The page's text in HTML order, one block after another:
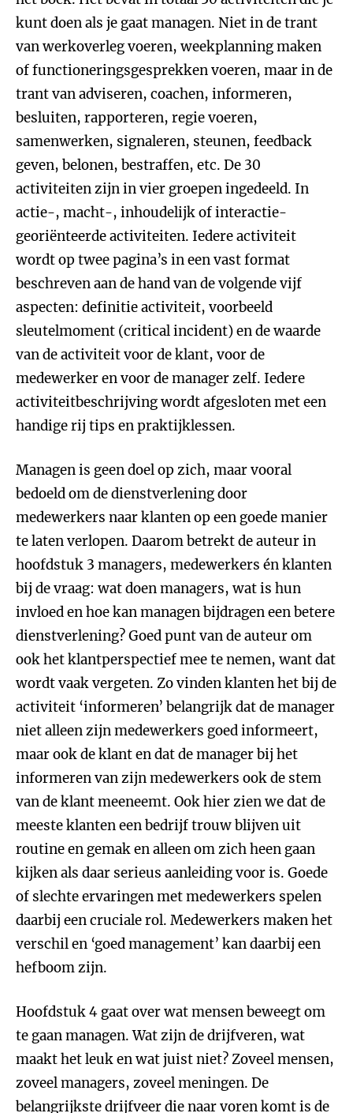
kunt doen als je gaat managen. Niet in de trant
van werkoverleg voeren, weekplanning maken
of functioneringsgesprekken voeren, maar in de
trant van adviseren, coachen, informeren,
besluiten, rapporteren, regie voeren,
samenwerken, signaleren, steunen, feedback
geven, belonen, bestraffen, etc. De 30
activiteiten zijn in vier groepen ingedeeld. In
actie-, macht-, inhoudelijk of interactie-
georiënteerde activiteiten. Iedere activiteit
wordt op twee pagina’s in een vast format
beschreven aan de hand van de volgende vijf
aspecten: definitie activiteit, voorbeeld
sleutelmoment (critical incident) en de waarde
van de activiteit voor de klant, voor de
medewerker en voor de manager zelf. Iedere
activiteitbeschrijving wordt afgesloten met een
handige rij tips en praktijklessen.
Managen is geen doel op zich, maar vooral
bedoeld om de dienstverlening door
medewerkers naar klanten op een goede manier
te laten verlopen. Daarom betrekt de auteur in
hoofdstuk 3 managers, medewerkers én klanten
bij de vraag: wat doen managers, wat is hun
invloed en hoe kan managen bijdragen een betere
dienstverlening? Goed punt van de auteur om
ook het klantperspectief mee te nemen, want dat
wordt vaak vergeten. Zo vinden klanten het bij de
activiteit ‘informeren’ belangrijk dat de manager
niet alleen zijn medewerkers goed informeert,
maar ook de klant en dat de manager bij het
informeren van zijn medewerkers ook de stem
van de klant meeneemt. Ook hier zien we dat de
meeste klanten een bedrijf trouw blijven uit
routine en gemak en alleen om zich heen gaan
kijken als daar serieus aanleiding voor is. Goede
of slechte ervaringen met medewerkers spelen
daarbij een cruciale rol. Medewerkers maken het
verschil en ‘goed management’ kan daarbij een
hefboom zijn.
Hoofdstuk 4 gaat over wat mensen beweegt om
te gaan managen. Wat zijn de drijfveren, wat
maakt het leuk en wat juist niet? Zoveel mensen,
zoveel managers, zoveel meningen. De
belangrijkste drijfveer die naar voren komt is de